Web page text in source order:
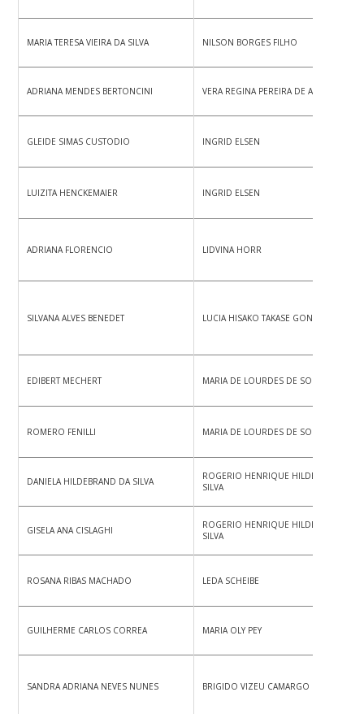
MARIA TERESA VIEIRA DA SILVA NILSON BORGES FILHO
ADRIANA MENDES BERTONCINI VERA REGINA PEREIRA DE ANDRADE
GLEIDE SIMAS CUSTODIO INGRID ELSEN
LUIZITA HENCKEMAIER INGRID ELSEN
ADRIANA FLORENCIO LIDVINA HORR
SILVANA ALVES BENEDET LUCIA HISAKO TAKASE GONCALVES
EDIBERT MECHERT MARIA DE LOURDES DE SOUZA
ROMERO FENILLI MARIA DE LOURDES DE SOUZA
DANIELA HILDEBRAND DA SILVA
ROGERIO HENRIQUE HILDEBRAND DA
SILVA
GISELA ANA CISLAGHI
ROGERIO HENRIQUE HILDEBRAND DA
SILVA
ROSANA RIBAS MACHADO LEDA SCHEIBE
GUILHERME CARLOS CORREA MARIA OLY PEY
SANDRA ADRIANA NEVES NUNES BRIGIDO VIZEU CAMARGO